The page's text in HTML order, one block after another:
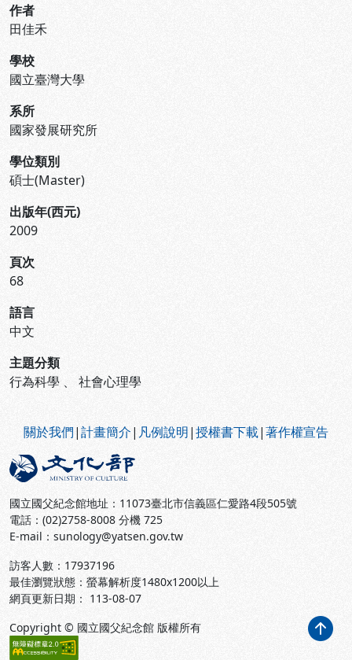
作者
田佳禾
學校
國立臺灣大學
系所
國家發展研究所
學位類別
碩士(Master)
出版年(西元)
2009
頁次
68
語言
中文
主題分類
行為科學 、 社會心理學
關於我們|計畫簡介| 凡例說明|授權書下載|著作權宣告
國立國父紀念館地址：11073臺北市信義區仁愛路4段505號
電話：(02)2758-8008 分機 725
E-mail：sunology@yatsen.gov.tw
訪客人數： 17937196
最佳瀏覽狀態：螢幕解析度1480x1200以上
網頁更新日期： 113-08-07
Copyright © 國立國父紀念館 版權所有